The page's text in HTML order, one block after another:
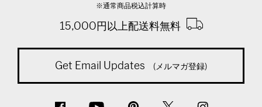
※通常商品税込計算時
15,000円以上配送料無料
Get Email Updates (メルマガ登録)